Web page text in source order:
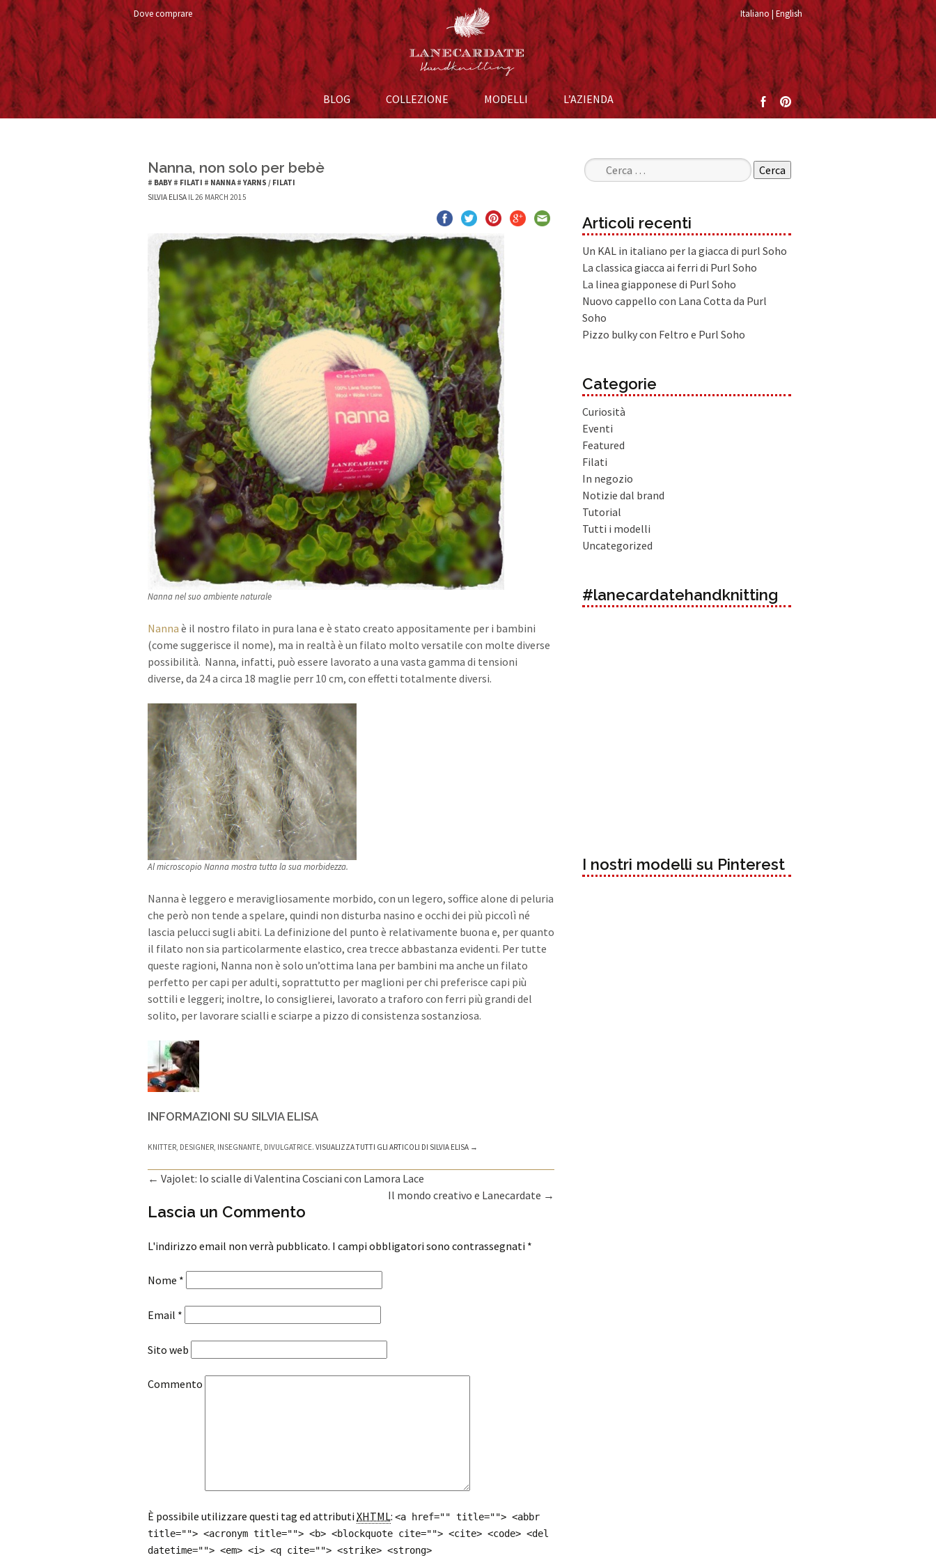
Italiano English
Dove comprare
Vai al contenuto
BLOG COLLEZIONE MODELLI L’AZIENDA
Nanna, non solo per bebè
# BABY # FILATI # NANNA# YARNS / FILATI
SILVIA ELISA IL 26 MARCH 2015
Nanna nel suo ambiente naturale
Nanna è il nostro filato in pura lana e è stato creato appositamente per i bambini
(come suggerisce il nome), ma in realtà è un filato molto versatile con molte diverse
possibilità. Nanna, infatti, può essere lavorato a una vasta gamma di tensioni
diverse, da 24 a circa 18 maglie perr 10 cm, con effetti totalmente diversi.
Al microscopio Nanna mostra tutta la sua morbidezza.
Nanna è leggero e meravigliosamente morbido, con un legero, soffice alone di peluria
che però non tende a spelare, quindi non disturba nasino e occhi dei più piccolì né
lascia pelucci sugli abiti. La definizione del punto è relativamente buona e, per quanto
il filato non sia particolarmente elastico, crea trecce abbastanza evidenti. Per tutte
queste ragioni, Nanna non è solo un’ottima lana per bambini ma anche un filato
perfetto per capi per adulti, soprattutto per maglioni per chi preferisce capi più
sottili e leggeri; inoltre, lo consiglierei, lavorato a traforo con ferri più grandi del
solito, per lavorare scialli e sciarpe a pizzo di consistenza sostanziosa.
INFORMAZIONI SU SILVIA ELISA
KNITTER, DESIGNER, INSEGNANTE, DIVULGATRICE. VISUALIZZA TUTTI GLI ARTICOLI DI SILVIA ELISA →
Navigazione articolo
← Vajolet: lo scialle di Valentina Cosciani con Lamora Lace
Il mondo creativo e Lanecardate →
Lascia un Commento
L'indirizzo email non verrà pubblicato. I campi obbligatori sono contrassegnati *
Nome *
Email *
Sito web
Commento
È possibile utilizzare questi tag ed attributi XHTML: <a href="" title=""> <abbr
title=""> <acronym title=""> <b> <blockquote cite=""> <cite> <code> <del
datetime=""> <em> <i> <q cite=""> <strike> <strong>
Ricerca per:
Articoli recenti
Un KAL in italiano per la giacca di purl Soho
La classica giacca ai ferri di Purl Soho
La linea giapponese di Purl Soho
Nuovo cappello con Lana Cotta da Purl
Soho
Pizzo bulky con Feltro e Purl Soho
Categorie
Curiosità
Eventi
Featured
Filati
In negozio
Notizie dal brand
Tutorial
Tutti i modelli
Uncategorized
#lanecardatehandknitting
I nostri modelli su Pinterest